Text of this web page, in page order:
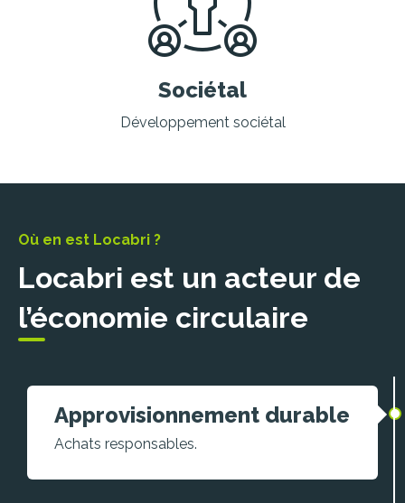
Sociétal
Développement sociétal
Où en est Locabri ?
Locabri est un acteur de
l’économie circulaire
Approvisionnement durable
Achats responsables.